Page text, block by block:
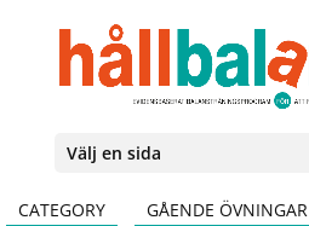
Välj en sida
CATEGORY GÅENDE ÖVNINGAR